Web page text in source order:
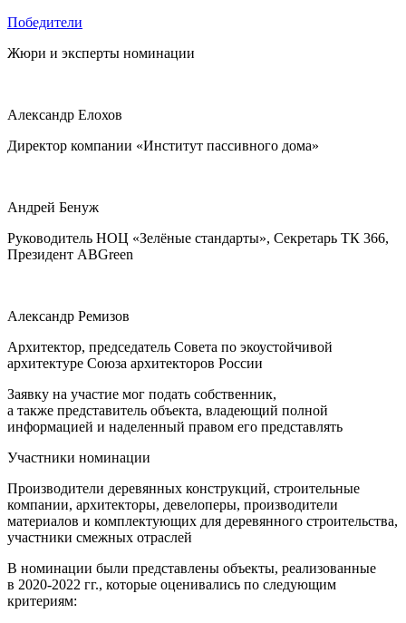
Победители
Жюри и эксперты номинации
Александр Елохов
Директор компании «Институт пассивного дома»
Андрей Бенуж
Руководитель НОЦ «Зелёные стандарты», Секретарь ТК 366,
Президент ABGreen
Александр Ремизов
Архитектор, председатель Совета по экоустойчивой
архитектуре Союза архитекторов России
Заявку на участие мог подать собственник,
а также представитель объекта, владеющий полной
информацией и наделенный правом его представлять
Участники номинации
Производители деревянных конструкций, строительные
компании, архитекторы, девелоперы, производители
материалов и комплектующих для деревянного строительства,
участники смежных отраслей
В номинации были представлены объекты, реализованные
в 2020-2022 гг., которые оценивались по следующим
критериям: